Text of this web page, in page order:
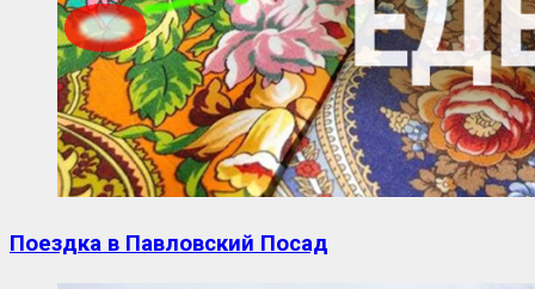
Поездка в Павловский Посад